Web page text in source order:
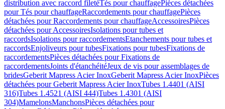
distribution avec raccord filetéTés pour chauffagePièces détachées
pour Tés pour chauffageRaccordements pour chauffagePièces
détachées pour Raccordements pour chauffageAccessoiresPièces
détachées pour AccessoiresIsolations pour tubes et
raccordsIsolations pour raccordementsEtanchements pour tubes et
raccordsEnjoliveurs pour tubesFixations pour tubesFixations de
raccordementsPièces détachées pour Fixations de
raccordementsJoints d'étanchéitéJeux de vis pour assemblages de
bridesGeberit Mapress Acier InoxGeberit Mapress Acier InoxPièces
détachées pour Geberit Mapress Acier InoxTubes 1.4401 (AISI
316)Tubes 1.4521 (AISI 444)Tubes 1.4301 (AISI
304)MamelonsManchonsPièces détachées pour